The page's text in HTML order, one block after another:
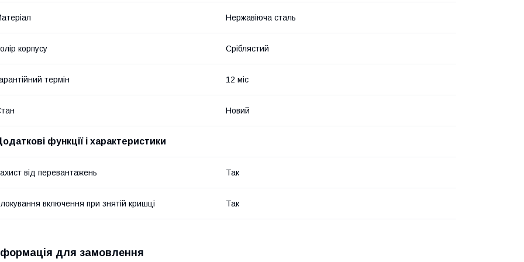
Нержавіюча сталь
корпусу Сріблястий
термін 12 міс
Новий
функції і характеристики
від перевантажень Так
включення при знятій кришці Так
для замовлення